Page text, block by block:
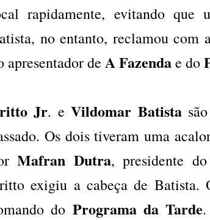
rapidamente, evitando que
no entanto, reclamou com
apresentador de A Fazendae do
Jr. eVildomar Batista
Os dois tiveram uma
Mafran Dutra, presidente
exigiu a cabeça de Batista.
do Programa da Tarde